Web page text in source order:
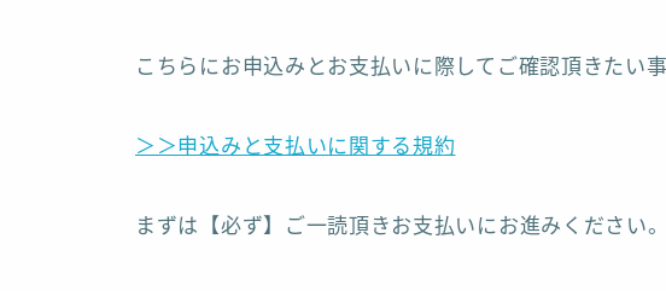
こちらにお申込みとお支払いに際してご確認頂きたい
＞＞申込みと支払いに関する規約
まずは【必ず】ご一読頂きお支払いにお進みください。